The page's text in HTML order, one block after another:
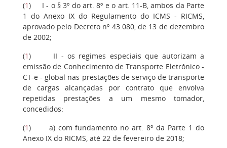
(1) I - o § 3º do art. 8º e o art. 11-B, ambos da Parte
1 do Anexo IX do Regulamento do ICMS - RICMS,
aprovado pelo Decreto nº 43.080, de 13 de dezembro
de 2002;
(1) II - os regimes especiais que autorizam a
emissão de Conhecimento de Transporte Eletrônico -
CT-e - global nas prestações de serviço de transporte
de cargas alcançadas por contrato que envolva
repetidas prestações a um mesmo tomador,
concedidos:
(1) a) com fundamento no art. 8º da Parte 1 do
Anexo IX do RICMS, até 22 de fevereiro de 2018;